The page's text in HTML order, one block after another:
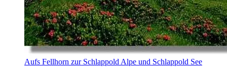
Aufs Fellhorn zur Schlappold Alpe und Schlappold See